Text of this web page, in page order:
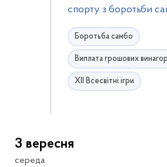
спорту з боротьби
Боротьба самбо
Виплата грошових
ХІІ Всесвітні ігри
3 вересня
середа